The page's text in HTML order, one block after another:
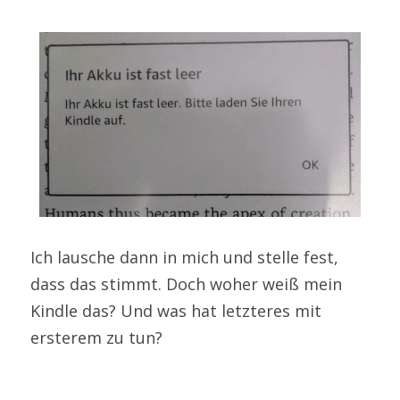
Ich lausche dann in mich und stelle fest,
dass das stimmt. Doch woher weiß mein
Kindle das? Und was hat letzteres mit
ersterem zu tun?